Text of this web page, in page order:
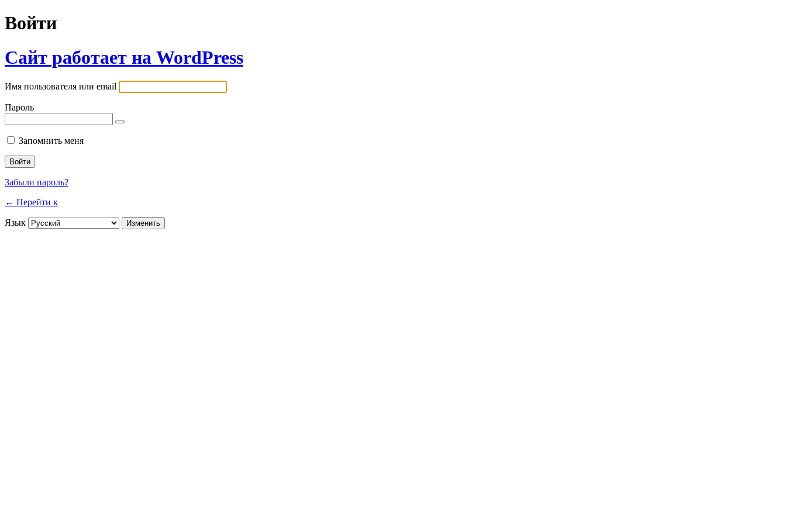
Войти
Сайт работает на WordPress
Имя пользователя или email
Пароль
Запомнить меня
Забыли пароль?
← Перейти к
Язык